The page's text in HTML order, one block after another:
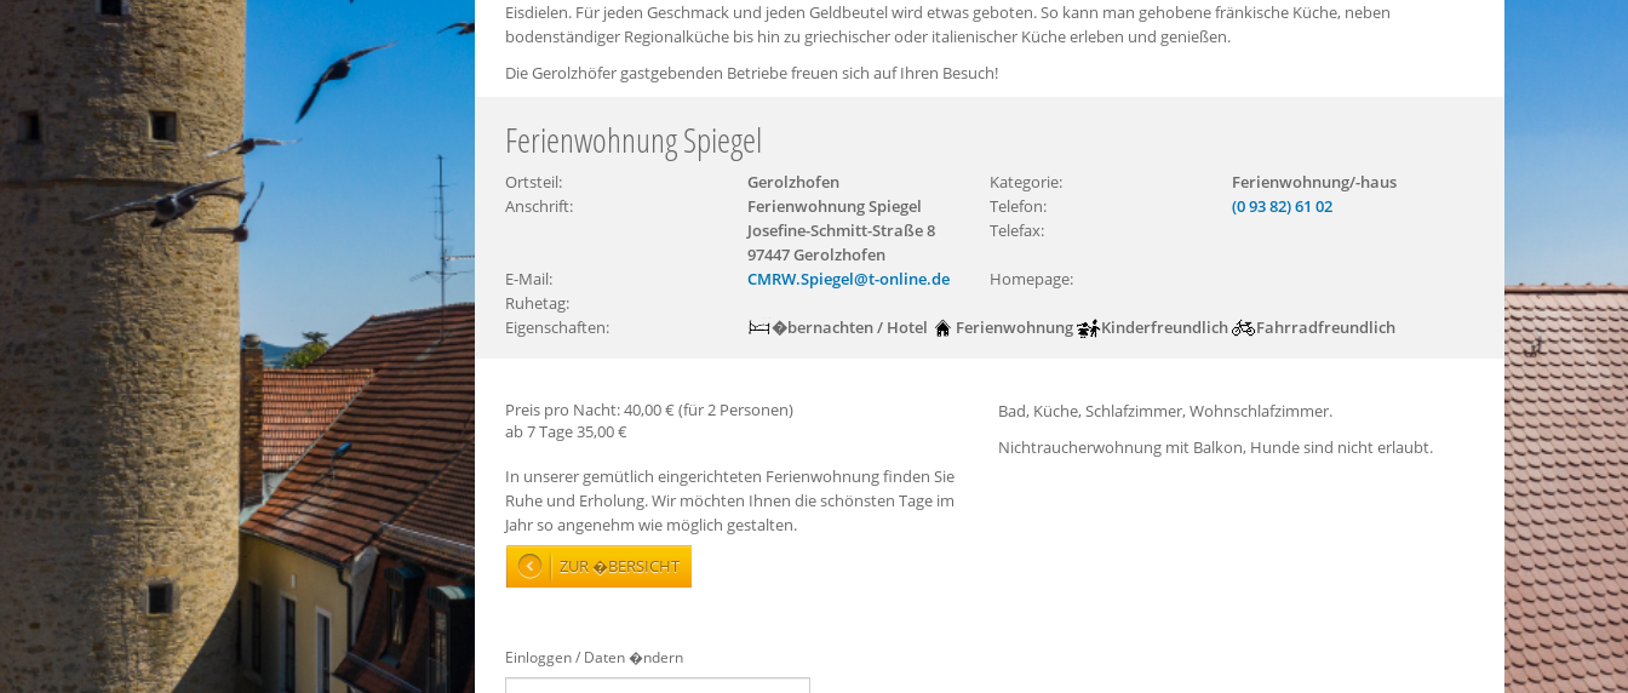
Eisdielen. Für jeden Geschmack und jeden Geldbeutel wird etwas geboten. So kann man gehobene fränkische Küche, neben
bodenständiger Regionalküche bis hin zu griechischer oder italienischer Küche erleben und genießen.
Die Gerolzhöfer gastgebenden Betriebe freuen sich auf Ihren Besuch!
Ferienwohnung Spiegel
Ortsteil: Gerolzhofen Kategorie:
Ferienwohnung/-haus
Anschrift:
Ferienwohnung Spiegel
Josefine-Schmitt-Straße 8
97447 Gerolzhofen
Telefon:
(0 93 82) 61 02
Telefax:
E-Mail: CMRW.Spiegel@t-online.de
Homepage:
Ruhetag:
Eigenschaften:
�bernachten / Hotel Ferienwohnung Kinderfreundlich Fahrradfreundlich
Preis pro Nacht: 40,00 € (für 2 Personen)
ab 7 Tage 35,00 €
In unserer gemütlich eingerichteten Ferienwohnung finden Sie
Ruhe und Erholung. Wir möchten Ihnen die schönsten Tage im
Jahr so angenehm wie möglich gestalten.
Bad, Küche, Schlafzimmer, Wohnschlafzimmer.
Nichtraucherwohnung mit Balkon, Hunde sind nicht erlaubt.
ZUR �BERSICHT
Einloggen / Daten �ndern